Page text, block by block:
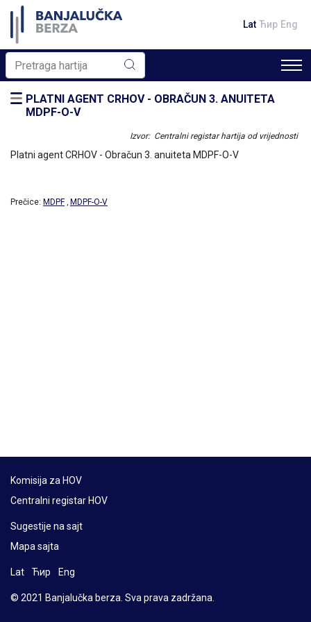
Lat Ћир Eng
PLATNI AGENT CRHOV - OBRAČUN 3. ANUITETA
MDPF-O-V
Izvor: Centralni registar hartija od vrijednosti
Platni agent CRHOV - Obračun 3. anuiteta MDPF-O-V
Prečice: MDPF, MDPF-O-V
Komisija za HOV
Centralni registar HOV
Sugestije na sajt
Mapa sajta
Lat Ћир Eng
© 2021 Banjalučka berza. Sva prava zadržana.